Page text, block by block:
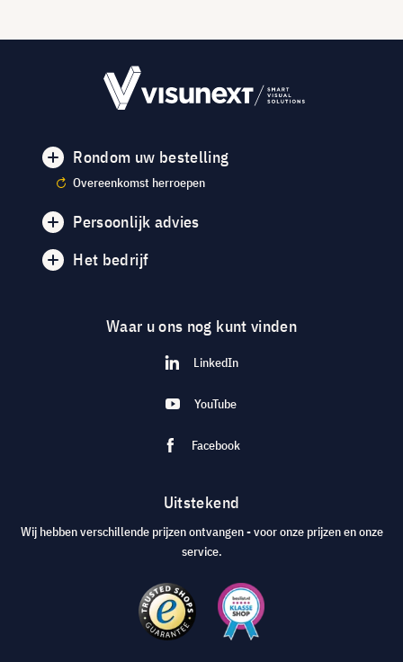
Rondom uw bestelling
Overeenkomst herroepen
Persoonlijk advies
Het bedrijf
Waar u ons nog kunt vinden
LinkedIn
YouTube
Facebook
Uitstekend
Wij hebben verschillende prijzen ontvangen - voor onze prijzen en onze
service.